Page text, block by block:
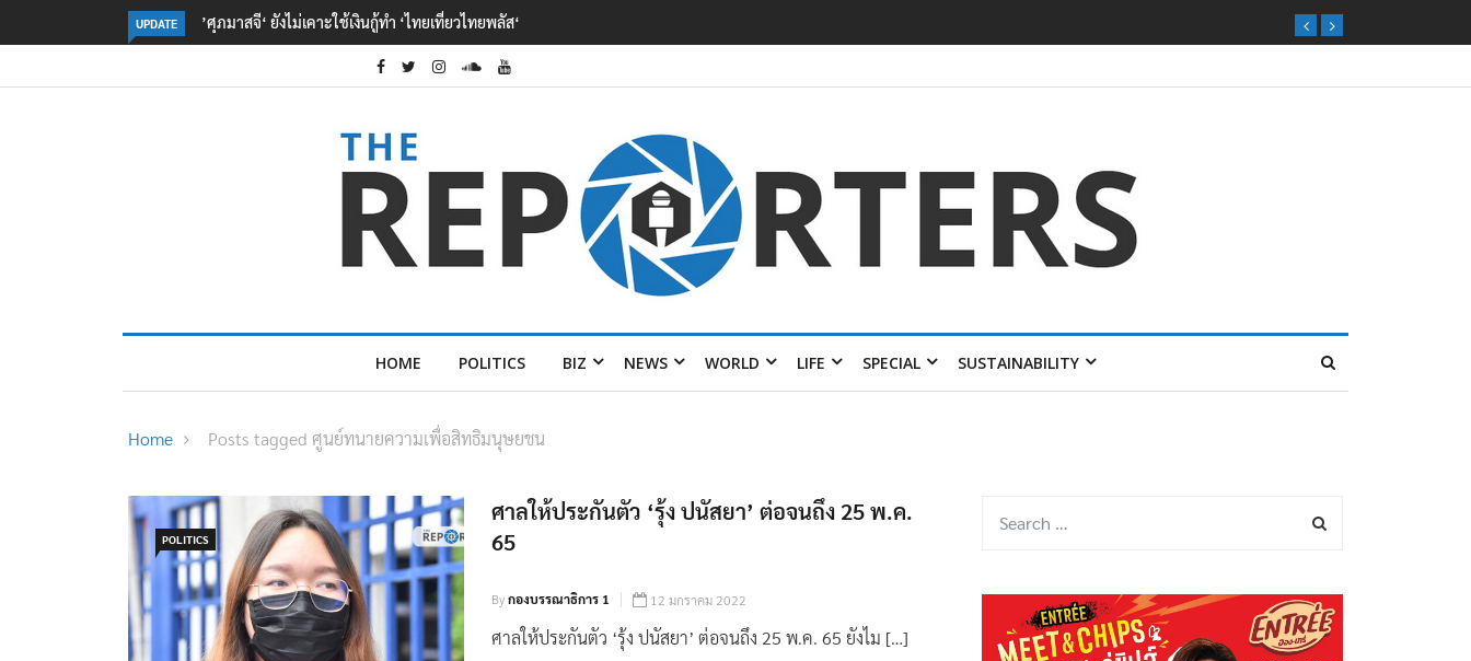
UPDATE
คาะใช้เงินกู้ทำ ‘ไทยเที่ยวไทยพลัส‘‘รักชนก‘ ย้ำ ปชน. จุดยืนเดิมตามคำสัญญาในการ
หาเสียงเลือกตั้ง
HOME POLITICS BIZ NEWS WORLD LIFE SPECIAL SUSTAINABILITY
Home Posts tagged ศูนย์ทนายความเพื่อสิทธิมนุษยชน
POLITICS
ศาลให้ประกันตัว ‘รุ้ง ปนัสยา’ ต่อจนถึง 25 พ.ค.
65
Byกองบรรณาธิการ 1 12 มกราคม 2022
ศาลให้ประกันตัว ‘รุ้ง ปนัสยา’ ต่อจนถึง 25 พ.ค. 65 ยังไม […]